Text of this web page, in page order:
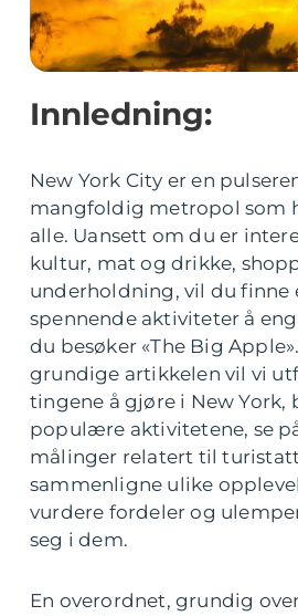
Innledning:
New York City er en
mangfoldig metropol som
alle. Uansett om du er
kultur, mat og drikke,
underholdning, vil du finne
spennende aktiviteter å
du besøker «The Big
grundige artikkelen vil vi
tingene å gjøre i New York,
populære aktivitetene, se
målinger relatert til
sammenligne ulike
vurdere fordeler og
seg i dem.
En overordnet, grundig